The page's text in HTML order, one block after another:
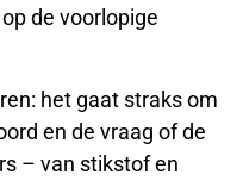
de voorlopige
het gaat straks om
en de vraag of de
– van stikstof en